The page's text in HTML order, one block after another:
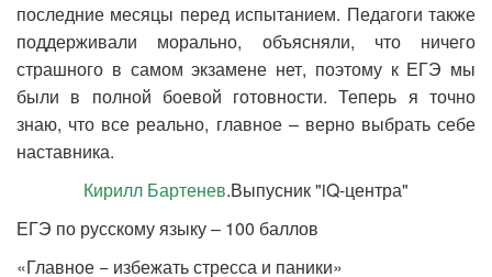
последние месяцы перед испытанием. Педагоги также
поддерживали морально, объясняли, что ничего
страшного в самом экзамене нет, поэтому к ЕГЭ мы
были в полной боевой готовности. Теперь я точно
знаю, что все реально, главное – верно выбрать себе
наставника.
Кирилл Бартенев.Выпусник "iQ-центра"
ЕГЭ по русскому языку – 100 баллов
«Главное − избежать стресса и паники»